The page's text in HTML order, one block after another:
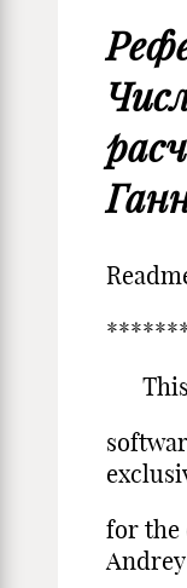
for the